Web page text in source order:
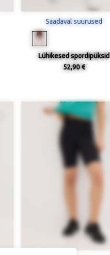
Saadaval suurused
Lühikesed spordipüksid
52,90 €